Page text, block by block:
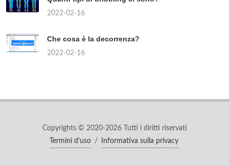
2022-02-16
Che cosa è la decorrenza?
2022-02-16
Copyrights © 2020-2026 Tutti i diritti riservati
Termini d'uso
/ Informativa sulla privacy